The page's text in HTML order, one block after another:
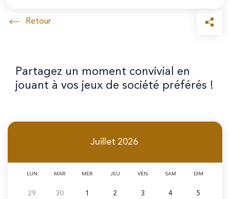
Accueil
Partagez un moment convivial en
jouant à vos jeux de société préférés !
Juillet 2026
LUN MAR MER JEU VEN SAM DIM
29 30 1 2 3 4 5